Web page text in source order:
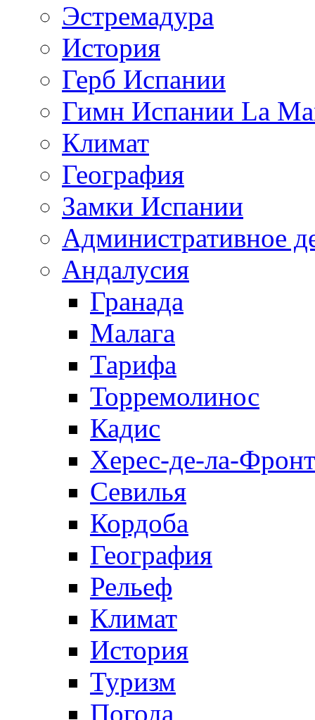
Эстремадура
История
Герб Испании
Гимн Испании La
Климат
География
Замки Испании
Административное
Андалусия
Гранада
Малага
Тарифа
Торремолинос
Кадис
Херес-де-ла-
Севилья
Кордоба
География
Рельеф
Климат
История
Туризм
Погода